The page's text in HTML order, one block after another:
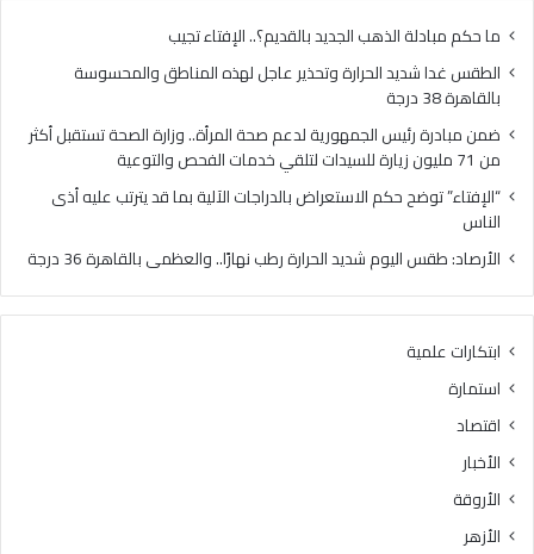
ما حكم مبادلة الذهب الجديد بالقديم؟.. الإفتاء تجيب
الطقس غدا شديد الحرارة وتحذير عاجل لهذه المناطق والمحسوسة
بالقاهرة 38 درجة
ضمن مبادرة رئيس الجمهورية لدعم صحة المرأة.. وزارة الصحة تستقبل أكثر
من 71 مليون زيارة للسيدات لتلقي خدمات الفحص والتوعية
“الإفتاء” توضح حكم الاستعراض بالدراجات الآلية بما قد يترتب عليه أذى
الناس
الأرصاد: طقس اليوم شديد الحرارة رطب نهارًا.. والعظمى بالقاهرة 36 درجة
ابتكارات علمية
استمارة
اقتصاد
الأخبار
الأروقة
الأزهر